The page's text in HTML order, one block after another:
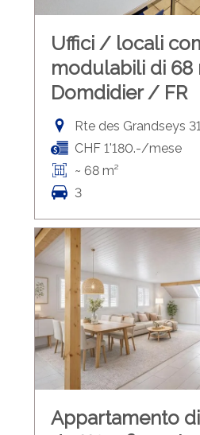
Uffici / locali
modulabili di 68
Domdidier / FR
Rte des Grandseys
CHF 1'180.-/mese
~ 68 m²
3
Appartamento